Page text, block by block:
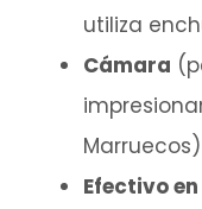
utiliza
Cámara
Marruecos)
Efectivo